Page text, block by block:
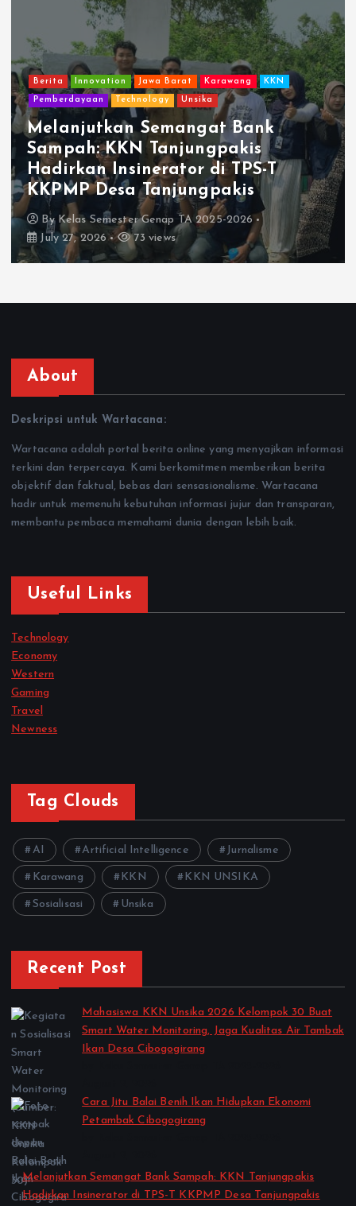
Berita Innovation Jawa Barat Karawang KKN
Pemberdayaan Technology Unsika
Melanjutkan Semangat Bank
Sampah: KKN Tanjungpakis
Hadirkan Insinerator di TPS-T
KKPMP Desa Tanjungpakis
By Kelas Semester Genap TA 2025-2026
July 27, 2026
73 views
About
Deskripsi untuk Wartacana:
Wartacana adalah portal berita online yang menyajikan informasi
terkini dan terpercaya. Kami berkomitmen memberikan berita
objektif dan faktual, bebas dari sensasionalisme. Wartacana
hadir untuk memenuhi kebutuhan informasi jujur dan transparan,
membantu pembaca memahami dunia dengan lebih baik.
Useful Links
Technology
Economy
Western
Gaming
Travel
Newness
Tag Clouds
AI Artificial Intelligence Jurnalisme
Karawang KKN KKN UNSIKA
Sosialisasi Unsika
Recent Post
Mahasiswa KKN Unsika 2026 Kelompok 30 Buat
Smart Water Monitoring, Jaga Kualitas Air Tambak
Ikan Desa Cibogogirang
Cara Jitu Balai Benih Ikan Hidupkan Ekonomi
Petambak Cibogogirang
Melanjutkan Semangat Bank Sampah: KKN Tanjungpakis
Hadirkan Insinerator di TPS-T KKPMP Desa Tanjungpakis